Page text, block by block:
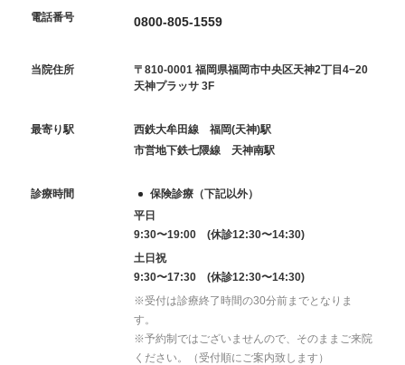
電話番号 0800-805-1559
当院住所
〒810-0001 福岡県福岡市中央区天神2丁目4−20
天神プラッサ 3F
最寄り駅
西鉄大牟田線 福岡(天神)駅
市営地下鉄七隈線 天神南駅
診療時間
保険診療（下記以外）
平日
9:30〜19:00 (休診12:30〜14:30)
土日祝
9:30〜17:30 (休診12:30〜14:30)
※受付は診療終了時間の30分前までとなりま
す。
※予約制ではございませんので、そのままご来院
ください。（受付順にご案内致します）